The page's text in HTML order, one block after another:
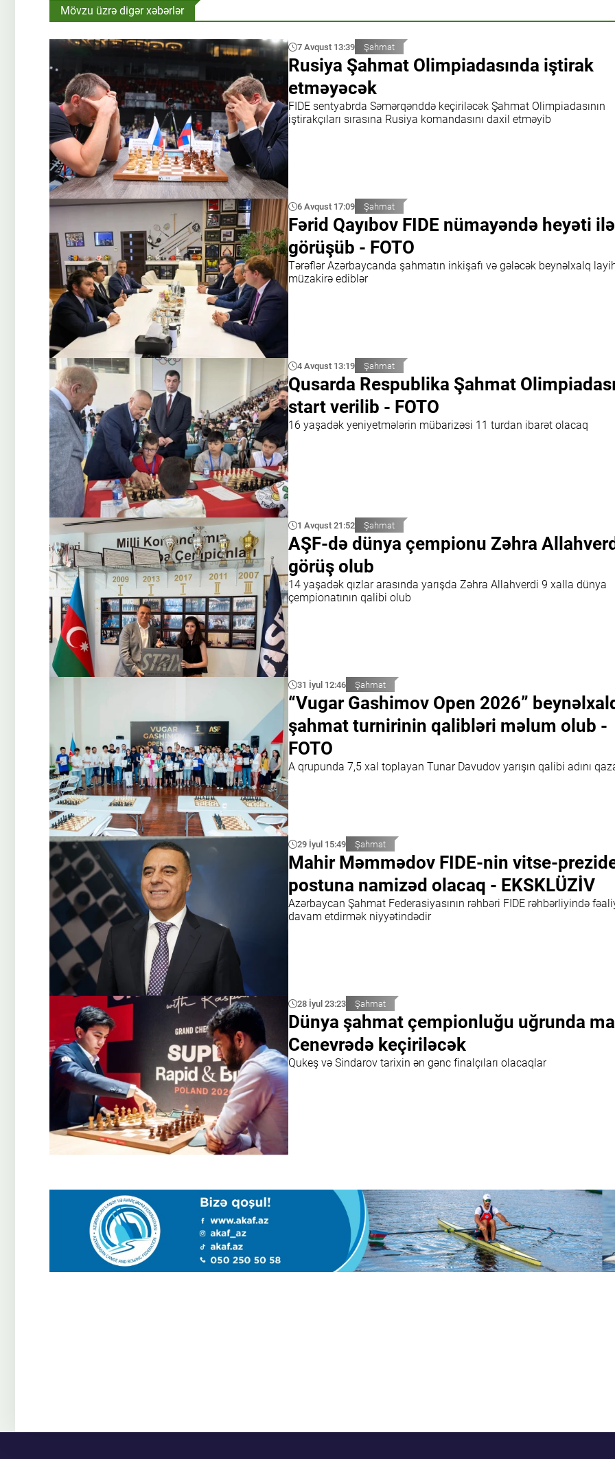
Mövzu üzrə digər xəbərlər
7 Avqust 13:39 Şahmat
Rusiya Şahmat Olimpiadasında iştirak
etməyəcək
FIDE sentyabrda Səmərqənddə keçiriləcək Şahmat Olimpiadasının
iştirakçıları sırasına Rusiya komandasını daxil etməyib
6 Avqust 17:09 Şahmat
Fərid Qayıbov FIDE nümayəndə heyəti ilə
görüşüb - FOTO
Tərəflər Azərbaycanda şahmatın inkişafı və gələcək beynəlxalq
müzakirə ediblər
4 Avqust 13:19 Şahmat
Qusarda Respublika Şahmat
start verilib - FOTO
16 yaşadək yeniyetmələrin mübarizəsi 11 turdan ibarət olacaq
1 Avqust 21:52 Şahmat
AŞF-də dünya çempionu Zəhra
görüş olub
14 yaşadək qızlar arasında yarışda Zəhra Allahverdi 9 xalla dünya
çempionatının qalibi olub
31 İyul 12:46 Şahmat
“Vugar Gashimov Open 2026”
şahmat turnirinin qalibləri məlum olub -
FOTO
A qrupunda 7,5 xal toplayan Tunar Davudov yarışın qalibi adını
29 İyul 15:49 Şahmat
Mahir Məmmədov FIDE-nin vitse-
postuna namizəd olacaq - EKSKLÜZİV
Azərbaycan Şahmat Federasiyasının rəhbəri FIDE rəhbərliyində
davam etdirmək niyyətindədir
28 İyul 23:23 Şahmat
Dünya şahmat çempionluğu uğrunda
Cenevrədə keçiriləcək
Qukeş və Sindarov tarixin ən gənc finalçıları olacaqlar